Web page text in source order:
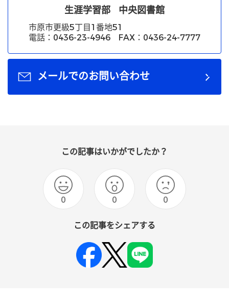
生涯学習部 中央図書館
市原市更級5丁目1番地51
電話：0436-23-4946 FAX：0436-24-7777
メールでのお問い合わせ
この記事はいかがでしたか？
0 0 0
この記事をシェアする